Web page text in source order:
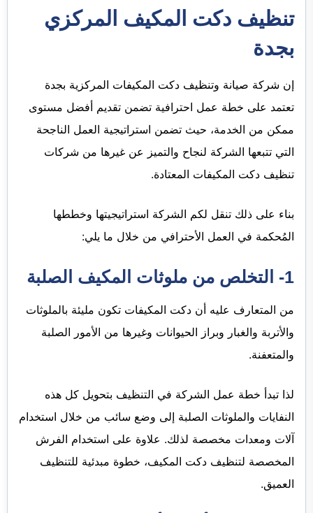
تنظيف دكت المكيف المركزي
بجدة
إن شركة صيانة وتنظيف دكت المكيفات المركزية بجدة
تعتمد على خطة عمل احترافية تضمن تقديم أفضل مستوى
ممكن من الخدمة، حيث تضمن استراتيجية العمل الناجحة
التي تتبعها الشركة لنجاح والتميز عن غيرها من شركات
تنظيف دكت المكيفات المعتادة.
بناء على ذلك تنقل لكم الشركة استراتيجيتها وخططها
المُحكمة في العمل الأحترافي من خلال ما يلي:
1- التخلص من ملوثات المكيف الصلبة
من المتعارف عليه أن دكت المكيفات تكون مليئة بالملوثات
والأتربة والغبار وبراز الحيوانات وغيرها من الأمور الصلبة
والمتعفنة.
لذا تبدأ خطة عمل الشركة في التنظيف بتحويل كل هذه
النفايات والملوثات الصلبة إلى وضع سائب من خلال استخدام
آلات ومعدات مخصصة لذلك. علاوة على استخدام الفرش
المخصصة لتنظيف دكت المكيف، خطوة مبدئية للتنظيف
العميق.